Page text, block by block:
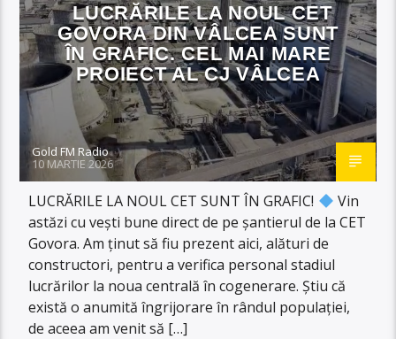
LUCRĂRILE LA NOUL CET
GOVORA DIN VÂLCEA SUNT
ÎN GRAFIC. CEL MAI MARE
PROIECT AL CJ VÂLCEA
Gold FM Radio
10 MARTIE 2026
LUCRĂRILE LA NOUL CET SUNT ÎN GRAFIC!
Vin
astăzi cu vești bune direct de pe șantierul de la CET
Govora. Am ținut să fiu prezent aici, alături de
constructori, pentru a verifica personal stadiul
lucrărilor la noua centrală în cogenerare. Știu că
există o anumită îngrijorare în rândul populației,
de aceea am venit să […]